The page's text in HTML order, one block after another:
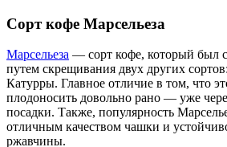
Сорт кофе Марсельеза
Марсельеза — сорт кофе, который был
путем скрещивания двух других
Катурры. Главное отличие в том, что
плодоносить довольно рано — уже
посадки. Также, популярность
отличным качеством чашки и
ржавчины.